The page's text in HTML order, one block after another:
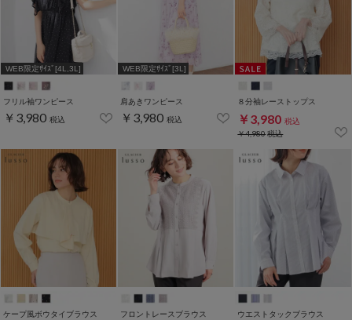
WEB限定ｻｲｽﾞ[4L,3L]
フリル袖ワンピース
￥3,980 税込
WEB限定ｻｲｽﾞ[3L]
肩あきワンピース
￥3,980 税込
８分袖レーストップス
￥3,980 税込
￥4,980税込
ケープ風ボウタイブラウス フロントレースブラウス ウエストタックブラウス